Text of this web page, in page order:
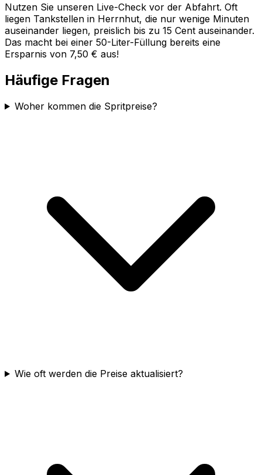
Nutzen Sie unseren Live-Check vor der Abfahrt. Oft
liegen Tankstellen in Herrnhut, die nur wenige Minuten
auseinander liegen, preislich bis zu 15 Cent auseinander.
Das macht bei einer 50-Liter-Füllung bereits eine
Ersparnis von 7,50 € aus!
Häufige Fragen
Woher kommen die Spritpreise?
Wie oft werden die Preise aktualisiert?